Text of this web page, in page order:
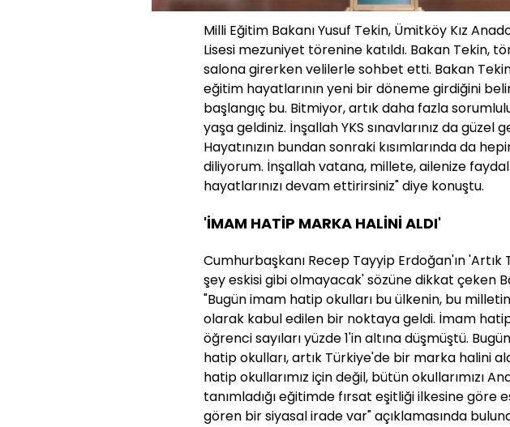
Milli Eğitim Bakanı Yusuf Tekin, Ümitköy Kız
Lisesi mezuniyet törenine katıldı. Bakan Tekin,
salona girerken velilerle sohbet etti. Bakan
eğitim hayatlarının yeni bir döneme girdiğini
başlangıç bu. Bitmiyor, artık daha fazla
yaşa geldiniz. İnşallah YKS sınavlarınız da güzel
Hayatınızın bundan sonraki kısımlarında da
diliyorum. İnşallah vatana, millete, ailenize
hayatlarınızı devam ettirirsiniz" diye konuştu.
'İMAM HATİP MARKA HALİNİ ALDI'
Cumhurbaşkanı Recep Tayyip Erdoğan'ın
şey eskisi gibi olmayacak' sözüne dikkat çeken
"Bugün imam hatip okulları bu ülkenin, bu
olarak kabul edilen bir noktaya geldi. İmam
öğrenci sayıları yüzde 1'in altına düşmüştü.
hatip okulları, artık Türkiye'de bir marka halini
hatip okullarımız için değil, bütün okullarımızı
tanımladığı eğitimde fırsat eşitliği ilkesine göre
gören bir siyasal irade var" açıklamasında